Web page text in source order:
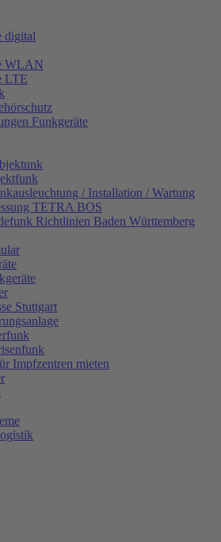
digital
WLAN
LTE
Funkgeräte
/ Installation / Wartung
TETRA BOS
Richtlinien Baden Württemberg
Stuttgart
Impfzentren mieten